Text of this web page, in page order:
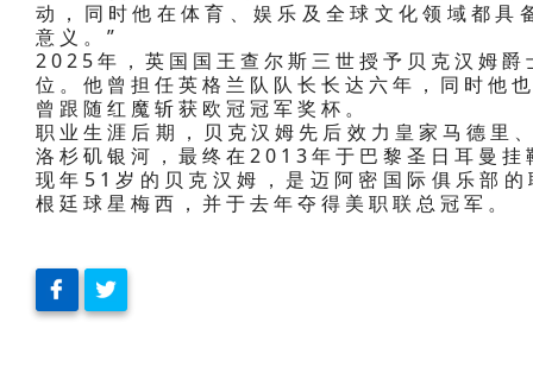
动，同时他在体育、娱乐及全球文化领域都
意义。”
2025年，英国国王查尔斯三世授予贝克汉姆
位。他曾担任英格兰队队长长达六年，同时他
曾跟随红魔斩获欧冠冠军奖杯。
职业生涯后期，贝克汉姆先后效力皇家马德里
洛杉矶银河，最终在2013年于巴黎圣日耳曼挂
现年51岁的贝克汉姆，是迈阿密国际俱乐部
根廷球星梅西，并于去年夺得美职联总冠军。